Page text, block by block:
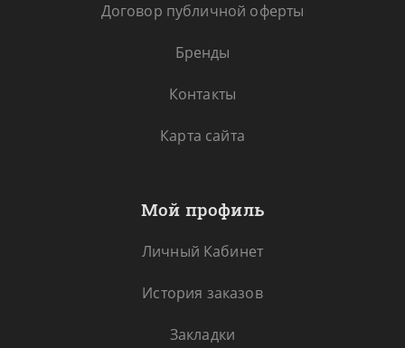
Договор публичной оферты
Бренды
Контакты
Карта сайта
Мой профиль
Личный Кабинет
История заказов
Закладки